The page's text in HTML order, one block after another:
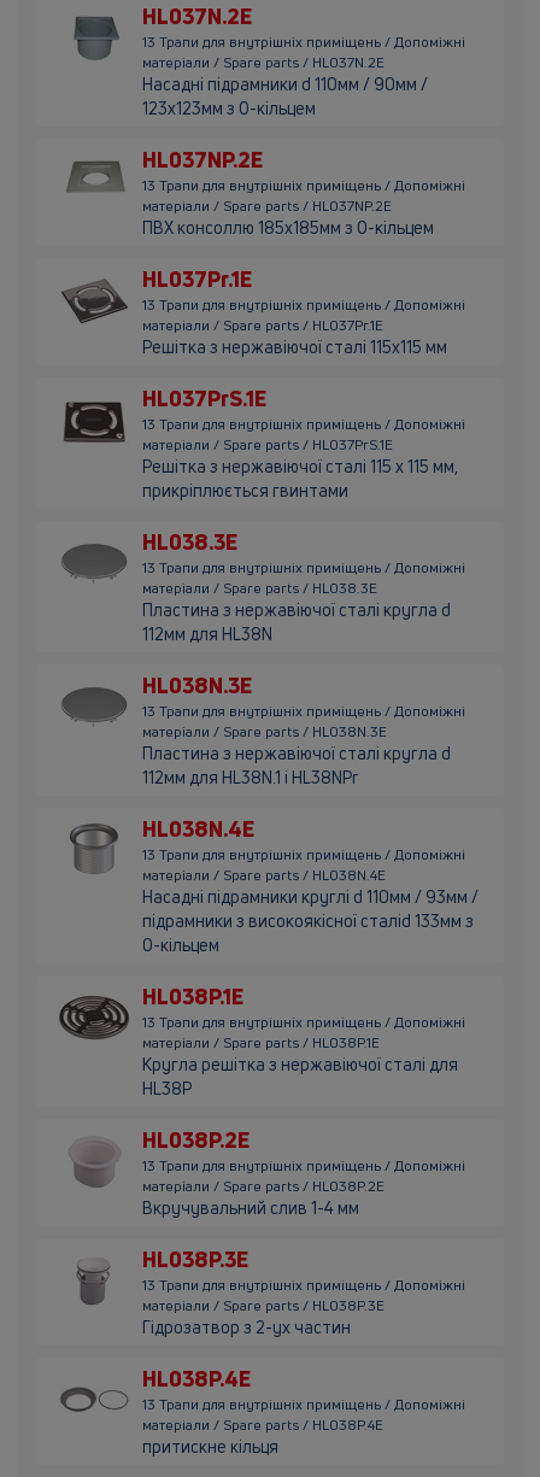
HL037N.2E
13 Трапи для внутрішніх приміщень / Допоміжні
матеріали / Spare parts / HL037N.2E
Насадні підрамники d 110мм / 90мм /
123х123мм з О-кільцем
HL037NP.2E
13 Трапи для внутрішніх приміщень / Допоміжні
матеріали / Spare parts / HL037NP.2E
ПВХ консоллю 185х185мм з О-кільцем
HL037Pr.1E
13 Трапи для внутрішніх приміщень / Допоміжні
матеріали / Spare parts / HL037Pr.1E
Решітка з нержавіючої сталі 115х115 мм
HL037PrS.1E
13 Трапи для внутрішніх приміщень / Допоміжні
матеріали / Spare parts / HL037PrS.1E
Решітка з нержавіючої сталі 115 х 115 мм,
прикріплюється гвинтами
HL038.3E
13 Трапи для внутрішніх приміщень / Допоміжні
матеріали / Spare parts / HL038.3E
Пластина з нержавіючої сталі кругла d
112мм для HL38N
HL038N.3E
13 Трапи для внутрішніх приміщень / Допоміжні
матеріали / Spare parts / HL038N.3E
Пластина з нержавіючої сталі кругла d
112мм для HL38N.1 і HL38NPr
HL038N.4E
13 Трапи для внутрішніх приміщень / Допоміжні
матеріали / Spare parts / HL038N.4E
Насадні підрамники круглі d 110мм / 93мм /
підрамники з високоякісної сталіd 133мм з
О-кільцем
HL038P.1E
13 Трапи для внутрішніх приміщень / Допоміжні
матеріали / Spare parts / HL038P.1E
Кругла решітка з нержавіючої сталі для
HL38P
HL038P.2E
13 Трапи для внутрішніх приміщень / Допоміжні
матеріали / Spare parts / HL038P.2E
Вкручувальний слив 1-4 мм
HL038P.3E
13 Трапи для внутрішніх приміщень / Допоміжні
матеріали / Spare parts / HL038P.3E
Гідрозатвор з 2-ух частин
HL038P.4E
13 Трапи для внутрішніх приміщень / Допоміжні
матеріали / Spare parts / HL038P.4E
притискне кільця